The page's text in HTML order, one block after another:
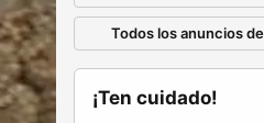
Todos los anuncios
¡Ten cuidado!